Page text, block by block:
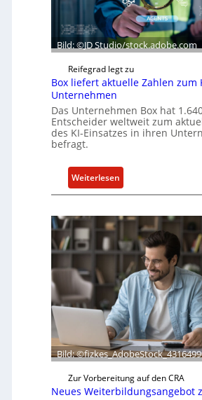
Bild: ©JD Studio/stock.adobe.com
Reifegrad legt zu
Box liefert aktuelle Zahlen zum
Unternehmen
Das Unternehmen Box hat
Entscheider weltweit zum
des KI-Einsatzes in ihren
befragt.
Weiterlesen:
B
x
i
f
e
r
t
a
k
u
e
Bild:
Zur Vorbereitung auf den CRA
Neues Weiterbildungsangebot